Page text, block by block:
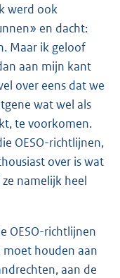
werd ook
en dacht:
Maar ik geloof
aan mijn kant
over eens dat we
wat wel als
te voorkomen.
OESO-richtlijnen,
over is wat
namelijk heel
OESO-richtlijnen
houden aan
rechten, aan de